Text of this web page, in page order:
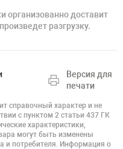
организованно доставит
разгрузку.
Версия для
печати
справочный характер и не
с пунктом 2 статьи 437 ГК
характеристики,
могут быть изменены
и потребителя. Информация о